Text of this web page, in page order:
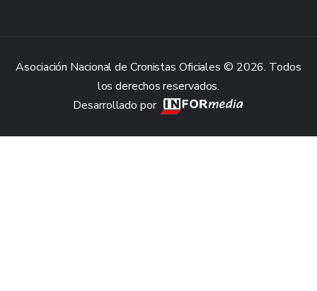
Asociación Nacional de Cronistas Oficiales © 2026. Todos
los derechos reservados.
Desarrollado por